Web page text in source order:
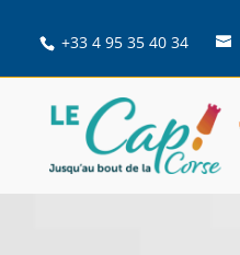
+33 4 95 35 40 34